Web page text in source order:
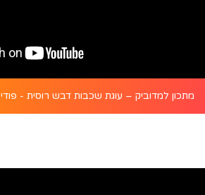
מתכון למדוביק – עוגת שכבות דבש רוסית - פודי